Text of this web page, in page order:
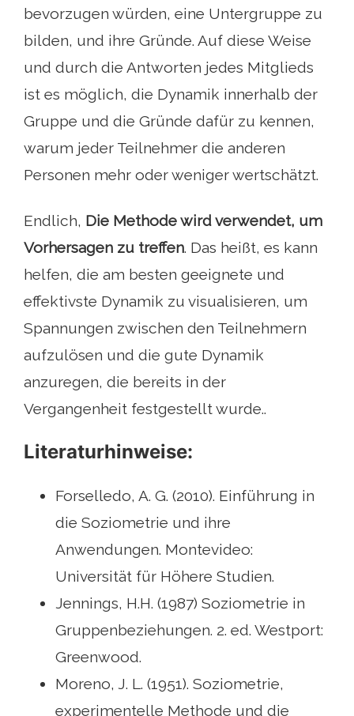
bevorzugen würden, eine Untergruppe zu
bilden, und ihre Gründe. Auf diese Weise
und durch die Antworten jedes Mitglieds
ist es möglich, die Dynamik innerhalb der
Gruppe und die Gründe dafür zu kennen,
warum jeder Teilnehmer die anderen
Personen mehr oder weniger wertschätzt.
Endlich, Die Methode wird verwendet, um
Vorhersagen zu treffen. Das heißt, es kann
helfen, die am besten geeignete und
effektivste Dynamik zu visualisieren, um
Spannungen zwischen den Teilnehmern
aufzulösen und die gute Dynamik
anzuregen, die bereits in der
Vergangenheit festgestellt wurde..
Literaturhinweise:
Forselledo, A. G. (2010). Einführung in
die Soziometrie und ihre
Anwendungen. Montevideo:
Universität für Höhere Studien.
Jennings, H.H. (1987) Soziometrie in
Gruppenbeziehungen. 2. ed. Westport:
Greenwood.
Moreno, J. L. (1951). Soziometrie,
experimentelle Methode und die